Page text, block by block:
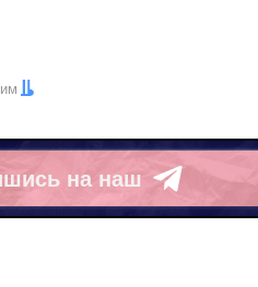
на наш